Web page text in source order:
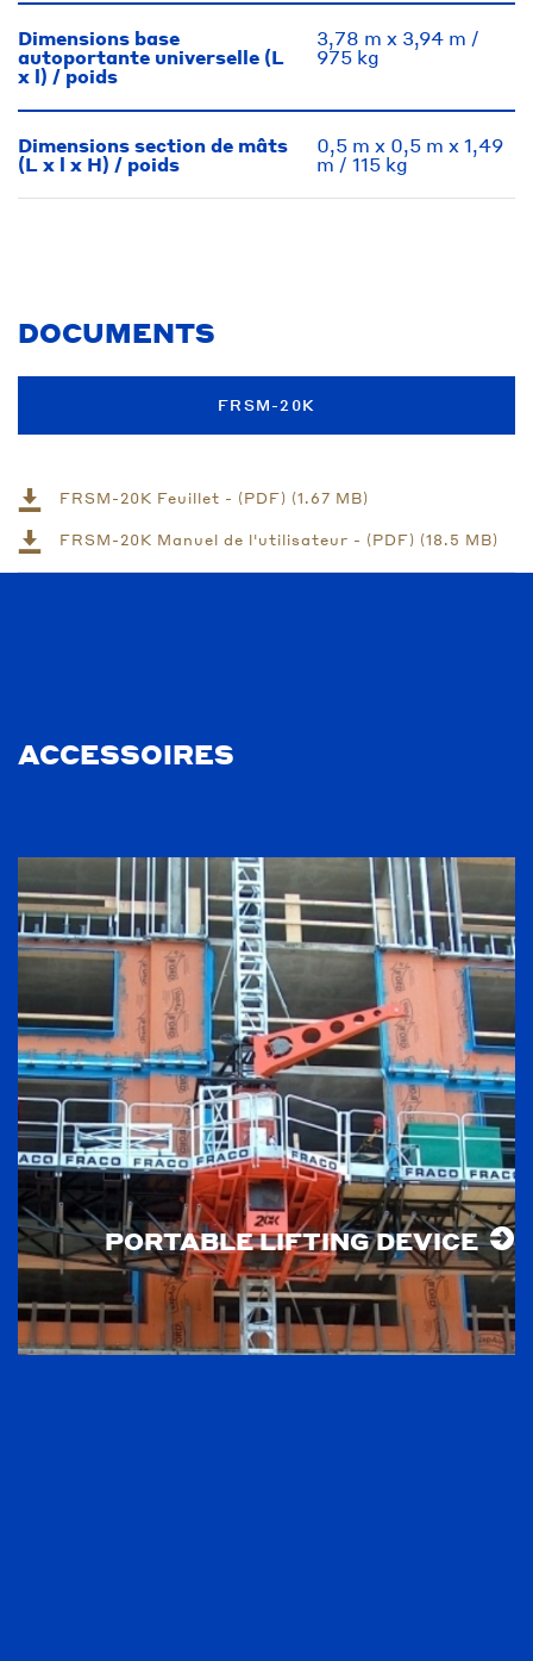
Dimensions base
autoportante universelle (L
x l) / poids
3,78 m x 3,94 m /
975 kg
Dimensions section de mâts
(L x l x H) / poids
0,5 m x 0,5 m x 1,49
m / 115 kg
DOCUMENTS
FRSM-20K
FRSM-20K Feuillet - (PDF) (1.67 MB)
FRSM-20K Manuel de l'utilisateur - (PDF) (18.5 MB)
ACCESSOIRES
PORTABLE LIFTING DEVICE